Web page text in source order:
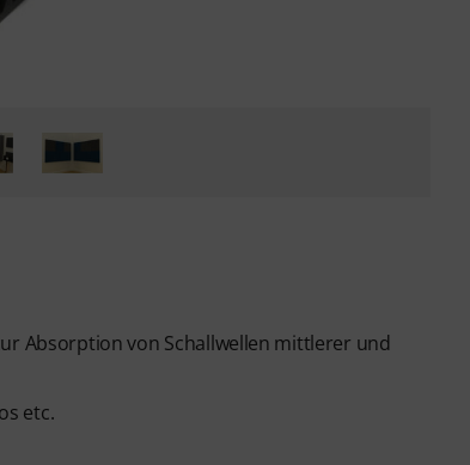
Absorption von Schallwellen mittlerer und
etc.